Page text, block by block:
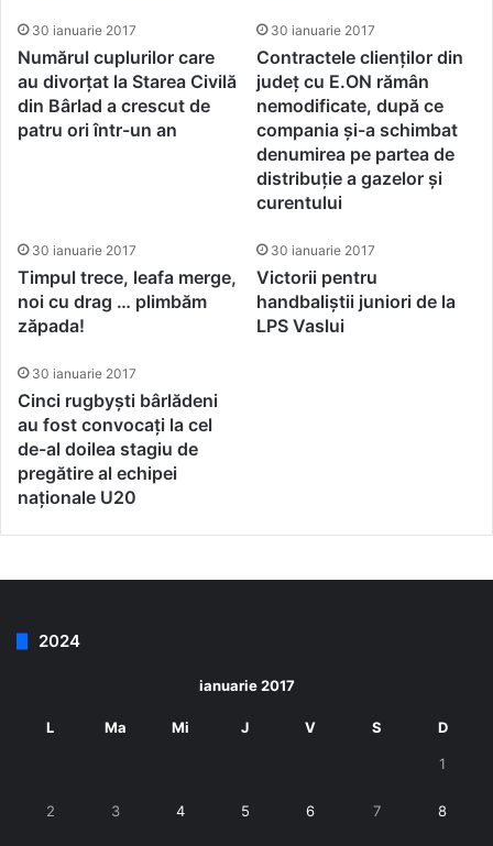
30 ianuarie 2017
Numărul cuplurilor care
au divorțat la Starea Civilă
din Bârlad a crescut de
patru ori într-un an
30 ianuarie 2017
Contractele clienților din
județ cu E.ON rămân
nemodificate, după ce
compania și-a schimbat
denumirea pe partea de
distribuție a gazelor și
curentului
30 ianuarie 2017
Timpul trece, leafa merge,
noi cu drag … plimbăm
zăpada!
30 ianuarie 2017
Victorii pentru
handbaliștii juniori de la
LPS Vaslui
30 ianuarie 2017
Cinci rugbyști bârlădeni
au fost convocați la cel
de-al doilea stagiu de
pregătire al echipei
naționale U20
2024
ianuarie 2017
L Ma Mi J V S D
1
2 3 4 5 6 7 8